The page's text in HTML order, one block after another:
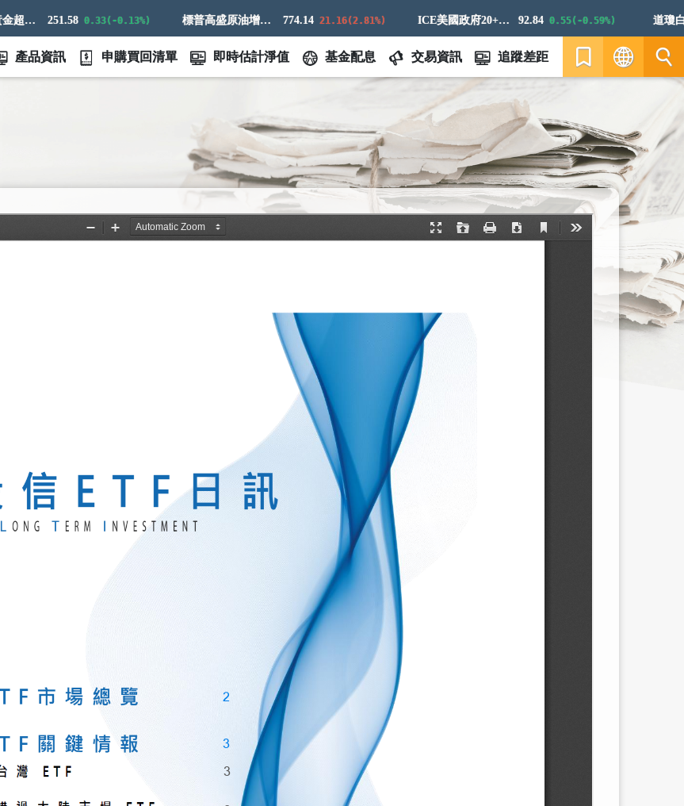
標普高盛黃金超額回報指數 251.58 0.33(-0.13%) 標普高盛原油增強超額回報指數 774.14 21.16(2.81%) ICE美國政府20+年期債券指數 92.84 0.55(-0.59%) 道瓊白銀
產品資訊 申購買回清單 即時估計淨值 基金配息 交易資訊 追蹤差距
EN